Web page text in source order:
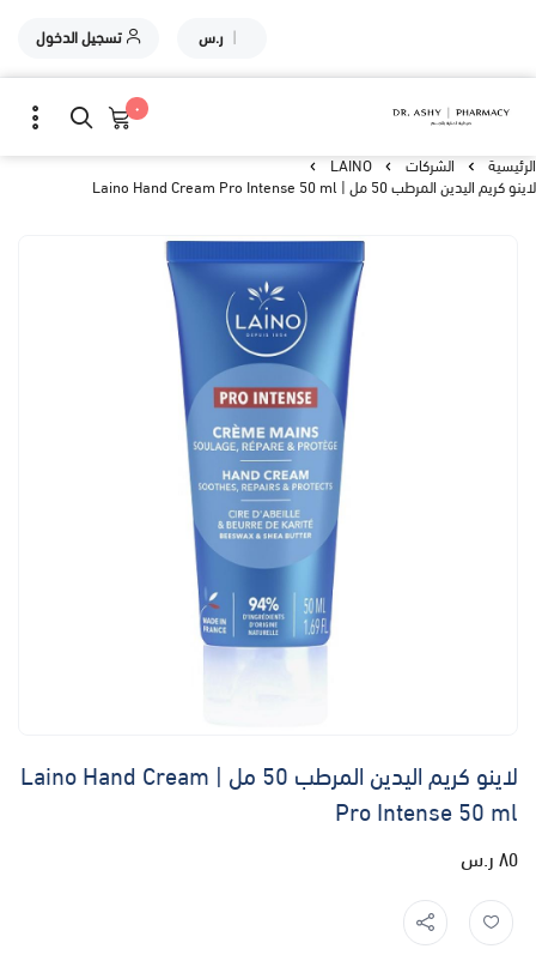
| ر.س تسجيل الدخول
٠
الرئيسية الشركات
LAINO
لاينو كريم اليدين المرطب 50 مل | Laino Hand Cream Pro Intense 50 ml
لاينو كريم اليدين المرطب 50 مل | Laino Hand Cream
Pro Intense 50 ml
٨٥ ر.س